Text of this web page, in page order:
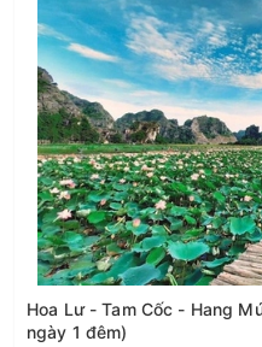
Hoa Lư - Tam Cốc - Hang
ngày 1 đêm)